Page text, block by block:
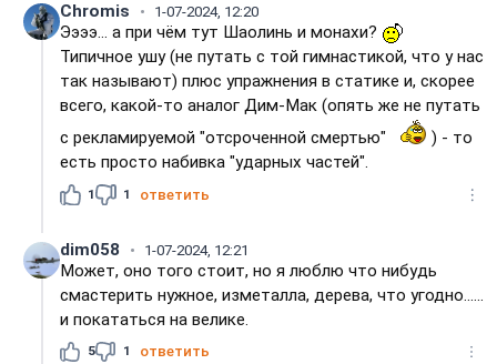
Chromis 1-07-2024, 12:20
Ээээ... а при чём тут Шаолинь и монахи?
Типичное ушу (не путать с той гимнастикой, что у нас
так называют) плюс упражнения в статике и, скорее
всего, какой-то аналог Дим-Мак (опять же не путать
с рекламируемой "отсроченной смертью"
) - то
есть просто набивка "ударных частей".
1 1 ответить
dim058 1-07-2024, 12:21
Может, оно того стоит, но я люблю что нибудь
смастерить нужное, изметалла, дерева, что угодно......
и покататься на велике.
5 1 ответить